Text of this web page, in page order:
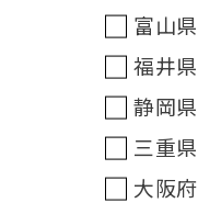
富山県
福井県
静岡県
三重県
大阪府